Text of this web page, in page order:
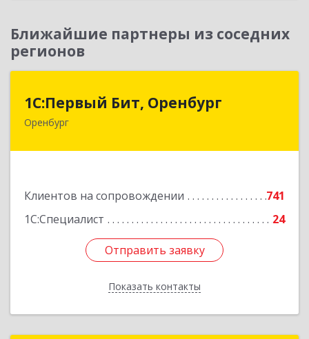
Ближайшие партнеры из соседних
регионов
1С:Первый Бит, Оренбург
Оренбург
Клиентов на сопровождении
741
1С:Специалист
24
Отправить заявку
Показать контакты
1С:Первый Бит, Оренбург
460044, Оренбургская обл, Оренбург, Березка
Отправить заявку
Назад